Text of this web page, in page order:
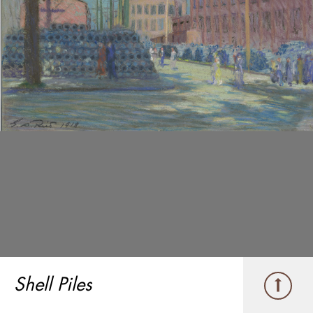
Shell Piles